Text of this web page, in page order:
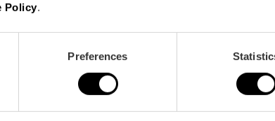
Policy.
Preferences
FUNDACIÓ VISIT VALÉNCIA DE LA COMUNITAT
la finalidad de gestionar su consulta. La base
consentimiento prestado. No está previsto ceder
derecho a acceder, rectificar y suprimir sus
política de privacidad